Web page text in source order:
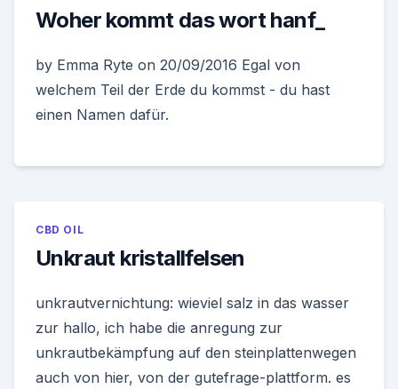
Woher kommt das wort hanf_
by Emma Ryte on 20/09/2016 Egal von
welchem Teil der Erde du kommst - du hast
einen Namen dafür.
CBD OIL
Unkraut kristallfelsen
unkrautvernichtung: wieviel salz in das wasser
zur hallo, ich habe die anregung zur
unkrautbekämpfung auf den steinplattenwegen
auch von hier, von der gutefrage-plattform. es